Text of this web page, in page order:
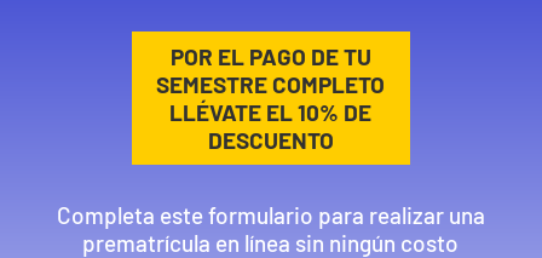
POR EL PAGO DE TU
SEMESTRE COMPLETO
LLÉVATE EL 10% DE
DESCUENTO
Completa este formulario para realizar una
prematrícula en línea sin ningún costo